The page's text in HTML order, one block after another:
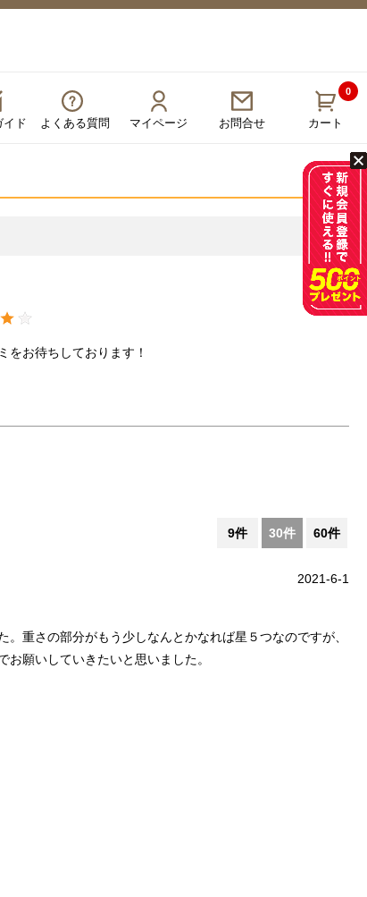
イド よくある質問 マイページ お問合せ カート
0
をお待ちしております！
9件 30件 60件
2021-6-1
重さの部分がもう少しなんとかなれば星５つなのですが、
願いしていきたいと思いました。